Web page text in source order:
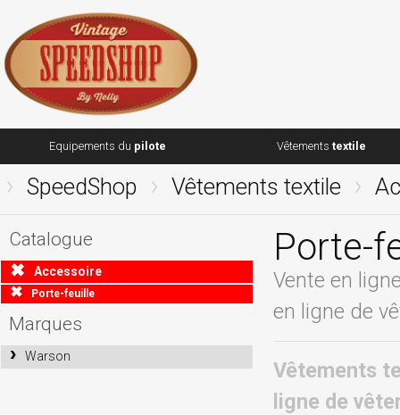
Equipements du pilote Vêtements textile
SpeedShop Vêtements textile
Catalogue
Accessoire
Porte-feuille
Marques
Warson
Porte-
Vente en
en ligne de
Vêtements
ligne de